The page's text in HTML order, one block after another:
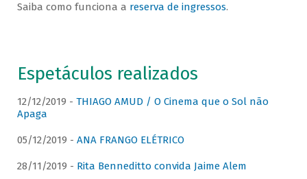
Saiba como funciona a reserva de ingressos.
Espetáculos realizados
12/12/2019 - THIAGO AMUD / O Cinema que o Sol não
Apaga
05/12/2019 - ANA FRANGO ELÉTRICO
28/11/2019 - Rita Benneditto convida Jaime Alem